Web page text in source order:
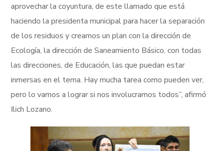
aprovechar la coyuntura, de este llamado que está
haciendo la presidenta municipal para hacer la separación
de los residuos y crearnos un plan con la dirección de
Ecología, la dirección de Saneamiento Básico, con todas
las direcciones, de Educación, las que puedan estar
inmersas en el tema. Hay mucha tarea como pueden ver,
pero lo vamos a lograr si nos involucramos todos”, afirmó
Ilich Lozano.